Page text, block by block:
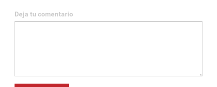
Deja tu comentario